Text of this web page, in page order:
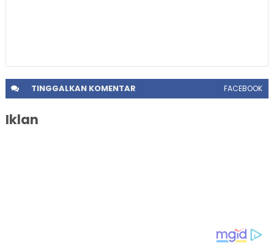
TINGGALKANKOMENTAR FACEBOOK
Iklan